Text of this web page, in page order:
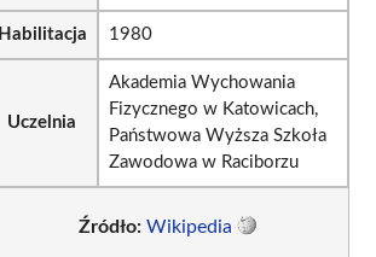
Habilitacja 1980
Uczelnia
Akademia Wychowania
Fizycznego w Katowicach,
Państwowa Wyższa Szkoła
Zawodowa w Raciborzu
Źródło: Wikipedia